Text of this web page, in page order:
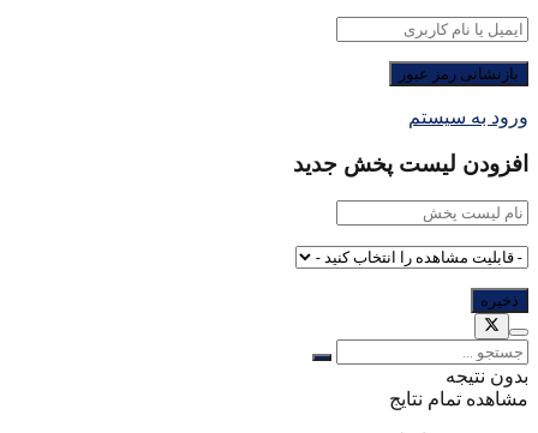
ورود به سیستم
افزودن لیست پخش جدید
بدون نتیجه
مشاهده تمام نتایج